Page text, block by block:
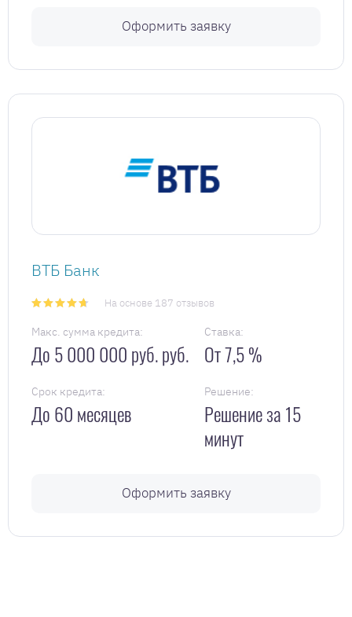
Оформить заявку
ВТБ Банк
На основе 187 отзывов
Макс. сумма кредита:
До 5 000 000 руб. руб.
Ставка:
От 7,5 %
Срок кредита:
До 60 месяцев
Решение:
Решение за 15
минут
Оформить заявку